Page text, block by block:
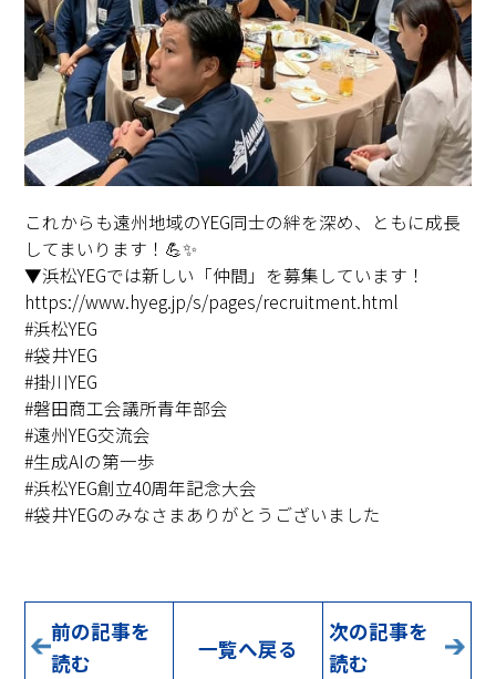
これからも遠州地域のYEG同士の絆を深め、ともに成長
してまいります！💪✨
▼浜松YEGでは新しい「仲間」を募集しています！
https://www.hyeg.jp/s/pages/recruitment.html
#浜松YEG
#袋井YEG
#掛川YEG
#磐田商工会議所青年部会
#遠州YEG交流会
#生成AIの第一歩
#浜松YEG創立40周年記念大会
#袋井YEGのみなさまありがとうございました
前の記事を
読む
一覧へ戻る
次の記事を
読む